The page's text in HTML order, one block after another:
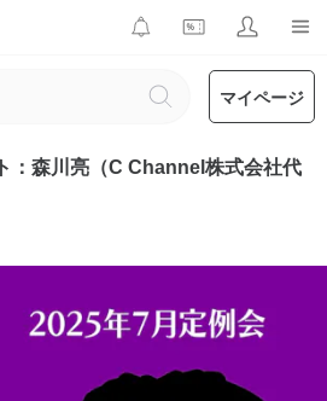
マイページ
：森川亮（C Channel株式会社代